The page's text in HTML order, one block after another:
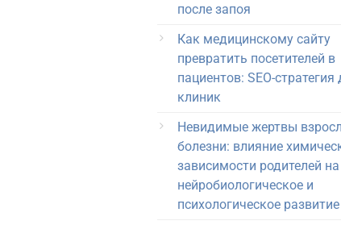
после запоя
Как медицинскому сайту
превратить посетителей в
пациентов: SEO-стратегия
клиник
Невидимые жертвы
болезни: влияние
зависимости родителей на
нейробиологическое и
психологическое